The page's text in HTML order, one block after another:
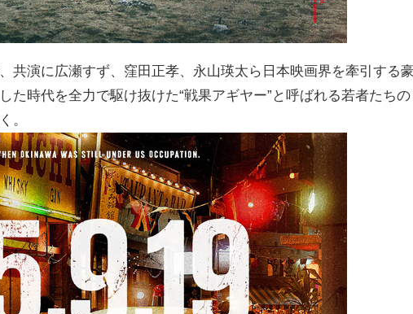
共演に広瀬すず、窪田正孝、永山瑛太ら日本映画界を牽引する
た時代を全力で駆け抜けた“戦果アギヤー”と呼ばれる若者たちの
。